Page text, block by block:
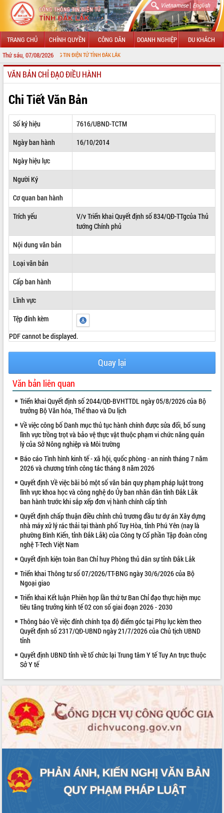
Vietnamese| English
TRANG CHỦ CHÍNH QUYỀN CÔNG DÂN DOANH NGHIỆP DU KHÁCH
Thứ sáu, 07/08/2026
CỔNG THÔNG TIN ĐIỆN TỬ TỈNH ĐẮK LẮK
GIỚI THIỆU
LÃNH ĐẠO UBND TỈNH
TIN TỨC SỰ KIỆN
SỞ, BAN, NGÀNH
THÔNG TIN CHỈ ĐẠO ĐIỀU HÀNH
HỆ THỐNG VĂN BẢN
VĂN BẢN HĐND TỈNH
ĐIỂM TIN VĂN BẢN
VIDEO
Không có file video nào để phát.
ALBUM ẢNH
LIÊN KẾT WEB
VĂN BẢN CHỈ ĐẠO ĐIỀU HÀNH
Chi Tiết Văn Bản
Số ký hiệu
7616/UBND-TCTM
Ngày ban hành
16/10/2014
Ngày hiệu lực
Người Ký
Cơ quan ban hành
Trích yếu
V/v Triển khai Quyết định số 834/QĐ-TTgcủa Thủ
tướng Chính phủ
Nội dung văn bản
Loại văn bản
Cấp ban hành
Lĩnh vực
Tệp đính kèm
PDF cannot be displayed.
Quay lại
Văn bản liên quan
Triển khai Quyết định số 2044/QĐ-BVHTTDL ngày 05/8/2026 của Bộ
trưởng Bộ Văn hóa, Thể thao và Du lịch
Về việc công bố Danh mục thủ tục hành chính được sửa đổi, bổ sung
lĩnh vực trồng trọt và bảo vệ thực vật thuộc phạm vi chức năng quản
lý của Sở Nông nghiệp và Môi trường
Báo cáo Tình hình kinh tế - xã hội, quốc phòng - an ninh tháng 7 năm
2026 và chương trình công tác tháng 8 năm 2026
Quyết định Về việc bãi bỏ một số văn bản quy phạm pháp luật trong
lĩnh vực khoa học và công nghệ do Ủy ban nhân dân tỉnh Đắk Lắk
ban hành trước khi sắp xếp đơn vị hành chính cấp tỉnh
Quyết định chấp thuận điều chỉnh chủ trương đầu tư dự án Xây dựng
nhà máy xử lý rác thải tại thành phố Tuy Hòa, tỉnh Phú Yên (nay là
phường Bình Kiến, tỉnh Đắk Lắk) của Công ty Cổ phần Tập đoàn công
nghệ T-Tech Việt Nam
Quyết định kiện toàn Ban Chỉ huy Phòng thủ dân sự tỉnh Đắk Lắk
Triển khai Thông tư số 07/2026/TT-BNG ngày 30/6/2026 của Bộ
Ngoại giao
Triển khai Kết luận Phiên họp lần thứ tư Ban Chỉ đạo thực hiện mục
tiêu tăng trưởng kinh tế 02 con số giai đoạn 2026 - 2030
Thông báo Về việc đính chính tọa độ điểm góc tại Phụ lục kèm theo
Quyết định số 2317/QĐ-UBND ngày 21/7/2026 của Chủ tịch UBND
tỉnh
Quyết định UBND tỉnh về tổ chức lại Trung tâm Y tế Tuy An trực thuộc
Sở Y tế